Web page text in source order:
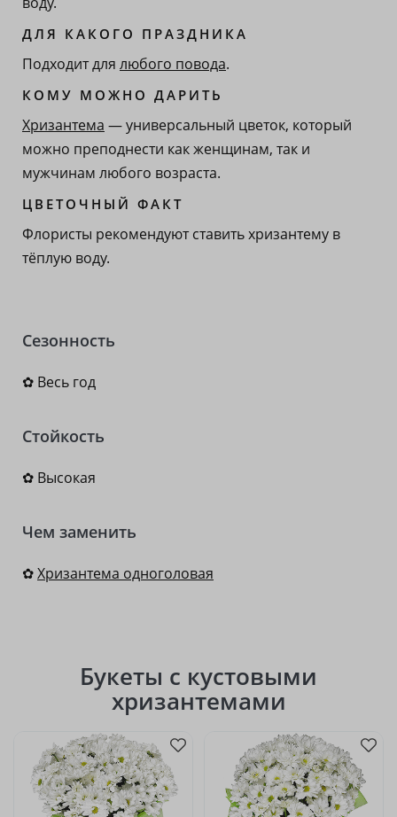
ДЛЯ КАКОГО ПРАЗДНИКА
Подходит для любого повода.
КОМУ МОЖНО ДАРИТЬ
Хризантема — универсальный цветок, который
можно преподнести как женщинам, так и
мужчинам любого возраста.
ЦВЕТОЧНЫЙ ФАКТ
Флористы рекомендуют ставить хризантему в
тёплую воду.
Сезонность
✿ Весь год
Стойкость
✿ Высокая
Чем заменить
✿Хризантема одноголовая
Букеты с кустовыми
хризантемами